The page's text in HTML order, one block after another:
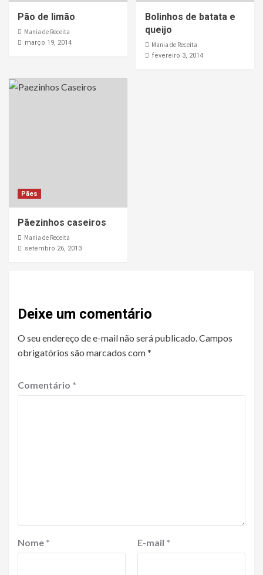
Pão de limão
Mania de Receita
março 19, 2014
Bolinhos de batata e
queijo
Mania de Receita
fevereiro 3, 2014
Pães
Pãezinhos caseiros
Mania de Receita
setembro 26, 2013
Deixe um comentário
O seu endereço de e-mail não será publicado. Campos
obrigatórios são marcados com*
Comentário *
Nome * E-mail *